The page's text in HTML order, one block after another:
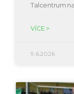
Talcentrum
VÍCE >
9.6.2026